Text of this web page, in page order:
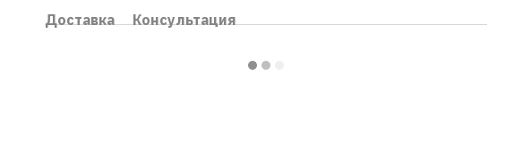
Доставка Консультация